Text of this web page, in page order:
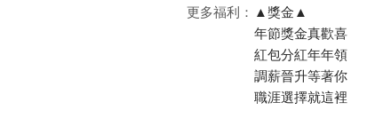
更多福利： ▲獎金▲
年節獎金真歡喜
紅包分紅年年領
調薪晉升等著你
職涯選擇就這裡